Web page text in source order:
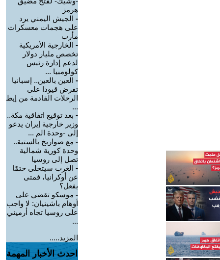
هرمز
- الجيش اليمني يرد
على هجمات معسكرات
مأرب
- الخارجية الأمريكية
تخصص مليار دولار
لدعم إدارة رئيس
كولومبيا ...
- العين بالعين.. إسبانيا
تفرض قيودا على
الرحلات القادمة من إيط
...
- بعد توقيع اتفاقية مكة..
وزير خارجية إيران يدعو
إلى -وحدة الم ...
- مع صواريخ بالستية..
وحدة كورية شمالية
تصل إلى روسيا
- الغرب سيتخلى حتمًا
عن أوكرانيا، فمتى
يفعل؟
- موسكو تقضي على
أوهام باشينيان: لا واجب
على روسيا تجاه أرميني
...
المزيد.....
احدث الأخبار المهمة